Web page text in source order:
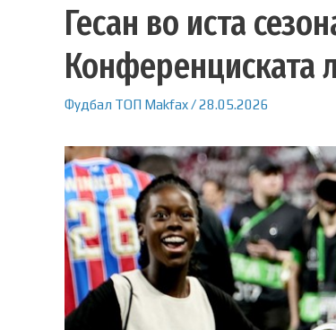
Гесан во иста
Конференциската
Фудбал ТОП Makfax/28.05.2026